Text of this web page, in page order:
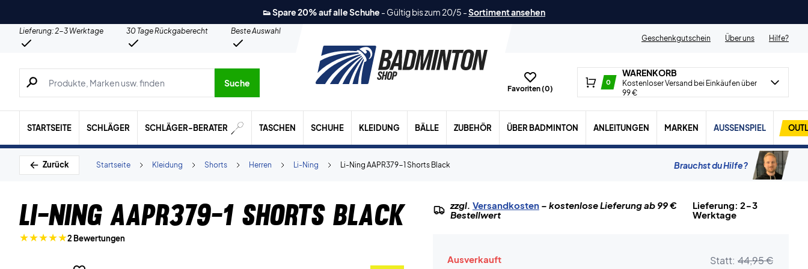
👟 Spare 20% auf alle Schuhe - Gültig bis zum 20/5 -Sortiment ansehen
Lieferung: 2-3 Werktage 30 Tage Rückgaberecht
Beste Auswahl
Geschenkgutschein
Über uns Hilfe?
Suche nach Produkten, Marken usw.
Suche
Favoriten (0)
0
WARENKORB
Kostenloser Versand bei Einkäufen über
99 €
STARTSEITE SCHLÄGER SCHLÄGER-BERATER TASCHEN SCHUHE KLEIDUNG BÄLLE ZUBEHÖR ÜBER BADMINTON ANLEITUNGEN MARKEN AUSSENSPIEL
Zurück Li-Ning AAPR379-1 Shorts Black
Li-Ning
Herren
Shorts
Kleidung
Startseite Brauchst du Hilfe?
Li-Ning AAPR379-1 Shorts Black
2 Bewertungen
zzgl. Versandkosten– kostenlose Lieferung ab 99 €
Bestellwert
Lieferung: 2-3
Werktage
Ausverkauft Statt: 44,95 €